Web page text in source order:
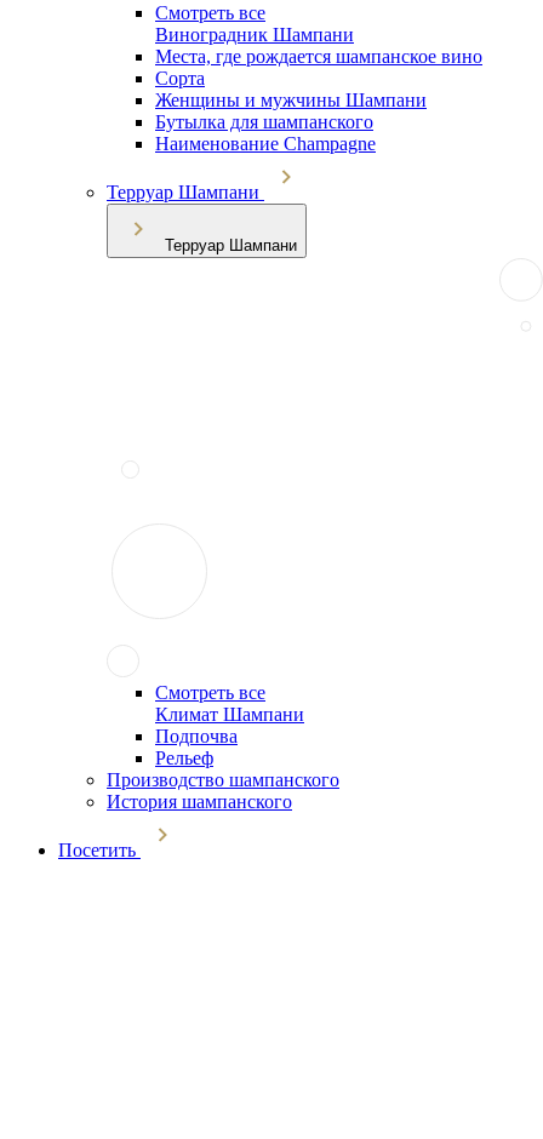
Смотреть все
Виноградник Шампани
Места, где рождается шампанское вино
Сорта
Женщины и мужчины Шампани
Бутылка для шампанского
Наименование Champagne
Терруар Шампани
Терруар Шампани
Смотреть все
Климат Шампани
Подпочва
Рельеф
Производство шампанского
История шампанского
Посетить